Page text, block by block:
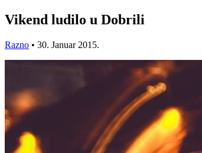
Vikend ludilo u Dobrili
Razno • 30. Januar 2015.